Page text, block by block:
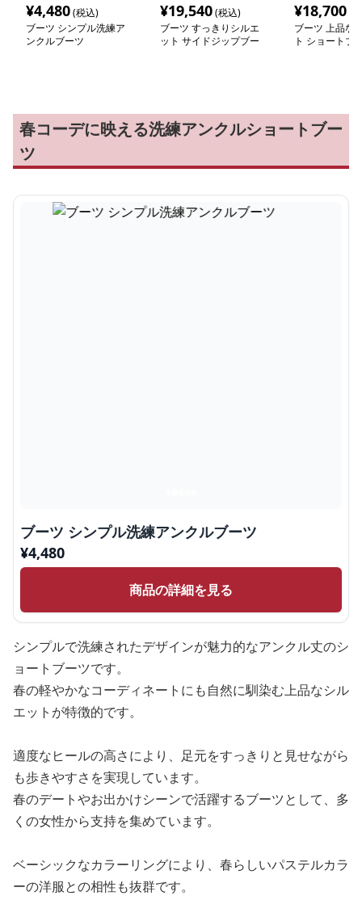
¥4,480(税込)
ブーツ シンプル洗練ア
ンクルブーツ
¥19,540(税込)
ブーツ すっきりシルエ
ット サイドジップブー
¥18,700
ブーツ 上品な
ト ショートブ
春コーデに映える洗練アンクルショートブー
ツ
ブーツ シンプル洗練アンクルブーツ
¥4,480
商品の詳細を見る
シンプルで洗練されたデザインが魅力的なアンクル丈のシ
ョートブーツです。
春の軽やかなコーディネートにも自然に馴染む上品なシル
エットが特徴的です。
適度なヒールの高さにより、足元をすっきりと見せながら
も歩きやすさを実現しています。
春のデートやお出かけシーンで活躍するブーツとして、多
くの女性から支持を集めています。
ベーシックなカラーリングにより、春らしいパステルカラ
ーの洋服との相性も抜群です。